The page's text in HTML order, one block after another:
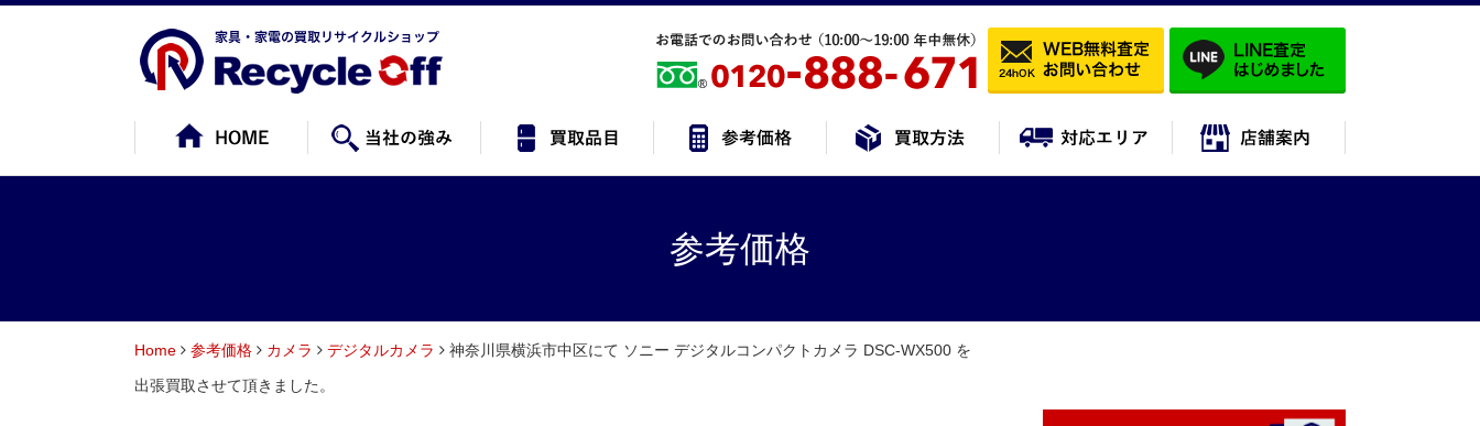
参考価格
Home 参考価格 カメラ デジタルカメラ
神奈川県横浜市中区にて ソニー デジタルコンパクトカメラ DSC-WX500 を
出張買取させて頂きました。